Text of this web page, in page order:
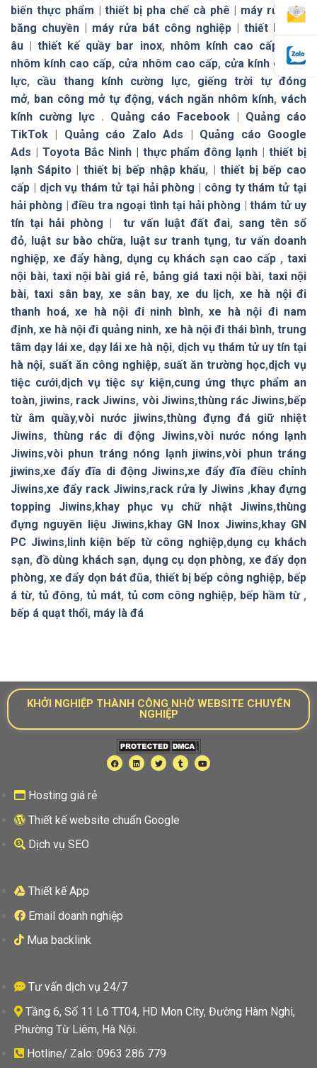
biến thực phẩm |thiết bị pha chế cà phê | máy rửa bát
băng chuyền | máy rửa bát công nghiệp | thiết bị bếp
âu |thiết kế quầy bar inox, nhôm kính cao cấp ,cửa
nhôm kính cao cấp, cửa nhôm cao cấp, cửa kính cường
lực, cầu thang kính cường lực, giếng trời tự đóng
mở, ban công mở tự động,vách ngăn nhôm kính,vách
kính cường lực. Quảng cáo Facebook | Quảng cáo
TikTok | Quảng cáo Zalo Ads | Quảng cáo Google
Ads | Toyota Bắc Ninh | thực phẩm đông lạnh |thiết bị
lạnh Sápito | thiết bị bếp nhập khẩu, |thiết bị bếp cao
cấp | dịch vụ thám tử tại hải phòng | công ty thám tử tại
hải phòng |điều tra ngoại tình tại hải phòng |thám tử uy
tín tại hải phòng | tư vấn luật đất đai, sang tên sổ
đỏ, luật sư bào chữa, luật sư tranh tụng,tư vấn doanh
nghiệp, xe đẩy hàng, dụng cụ khách sạn cao cấp ,taxi
nội bài,taxi nội bài giá rẻ, bảng giá taxi nội bài, taxi nội
bài,taxi sân bay, xe sân bay,xe du lịch, xe hà nội đi
thanh hoá, xe hà nội đi ninh bình, xe hà nội đi nam
định,xe hà nội đi quảng ninh, xe hà nội đi thái bình,trung
tâm dạy lái xe, dạy lái xe hà nội, dịch vụ thám tử uy tín tại
hà nội, suất ăn công nghiệp, suất ăn trường học,dịch vụ
tiệc cưới,dịch vụ tiệc sự kiện,cung ứng thực phẩm an
toàn, jiwins, rack Jiwins, vòi Jiwins,thùng rác Jiwins,bếp
từ âm quầy,vòi nước jiwins,thùng đựng đá giữ nhiệt
Jiwins, thùng rác di động Jiwins,vòi nước nóng lạnh
Jiwins,vòi phun tráng nóng lạnh jiwins,vòi phun tráng
jiwins,xe đẩy đĩa di động Jiwins,xe đẩy đĩa điều chỉnh
Jiwins,xe đẩy rack Jiwins,rack rửa ly Jiwins ,khay đựng
topping Jiwins,khay phục vụ chữ nhật Jiwins,thùng
đựng nguyên liệu Jiwins,khay GN Inox Jiwins,khay GN
PC Jiwins,linh kiện bếp từ công nghiệp,dụng cụ khách
sạn, đồ dùng khách sạn, dụng cụ dọn phòng, xe đẩy dọn
phòng,xe đẩy dọn bát đũa,thiết bị bếp công nghiệp, bếp
á từ, tủ đông, tủ mát, tủ cơm công nghiệp, bếp hầm từ,
bếp á quạt thổi, máy là đá
KHỞI NGHIỆP THÀNH CÔNG NHỜ WEBSITE CHUYÊN
NGHIỆP
Hosting giá rẻ
Thiết kế website chuẩn Google
Dịch vụ SEO
Thiết kế App
Email doanh nghiệp
Mua backlink
Tư vấn dịch vụ 24/7
Tầng 6, Số 11 Lô TT04, HD Mon City, Đường Hàm Nghi,
Phường Từ Liêm, Hà Nội.
Hotline/ Zalo: 0963 286 779